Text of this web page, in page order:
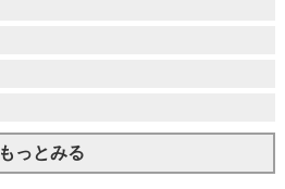
もっとみる